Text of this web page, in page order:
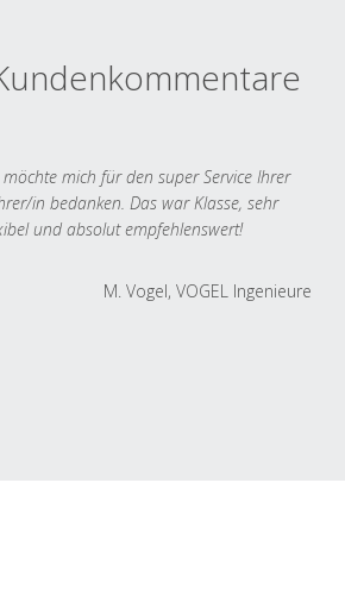
möchte mich für den super Service Ihrer
in bedanken. Das war Klasse, sehr
und absolut empfehlenswert!
M. Vogel, VOGEL Ingenieure